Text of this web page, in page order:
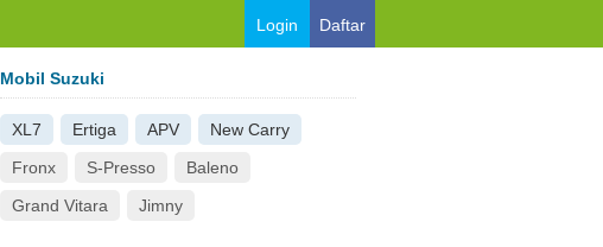
Login Daftar
Mobil Suzuki
XL7 Ertiga APV
New Carry
Fronx
S-Presso
Baleno
Grand Vitara
Jimny